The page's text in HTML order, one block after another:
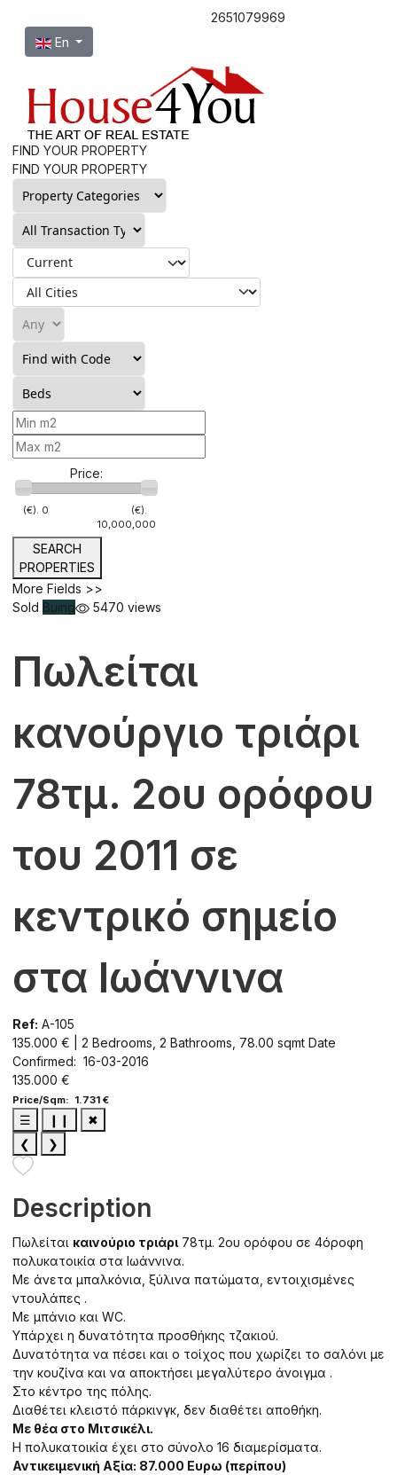
2651079969
Select your language
En
FIND YOUR PROPERTY
FIND YOUR PROPERTY
Price:
(€). 0
(€).
10,000,000
SEARCH
PROPERTIES
More Fields >>
Sold Buing 5470 views
Πωλείται
κανούργιο τριάρι
78τμ. 2ου ορόφου
του 2011 σε
κεντρικό σημείο
στα Ιωάννινα
Ref: A-105
135.000 € | 2 Bedrooms, 2 Bathrooms, 78.00 sqmt Date
Confirmed: 16-03-2016
135.000 €
Price/Sqm: 1.731 €
☰ ❙❙
✖
❮
❯
Description
Πωλείται καινούριο τριάρι 78τμ. 2ου ορόφου σε 4όροφη
πολυκατοικία στα Ιωάννινα.
Με άνετα μπαλκόνια, ξύλινα πατώματα, εντοιχισμένες
ντουλάπες .
Με μπάνιο και WC.
Υπάρχει η δυνατότητα προσθήκης τζακιού.
Δυνατότητα να πέσει και ο τοίχος που χωρίζει το σαλόνι με
την κουζίνα και να αποκτήσει μεγαλύτερο άνοιγμα .
Στο κέντρο της πόλης.
Διαθέτει κλειστό πάρκινγκ, δεν διαθέτει αποθήκη.
Με θέα στο Μιτσικέλι.
Η πολυκατοικία έχει στο σύνολο 16 διαμερίσματα.
Αντικειμενική Αξία: 87.000 Ευρω (περίπου)